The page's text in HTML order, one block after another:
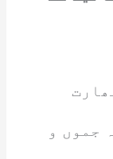
جموں و